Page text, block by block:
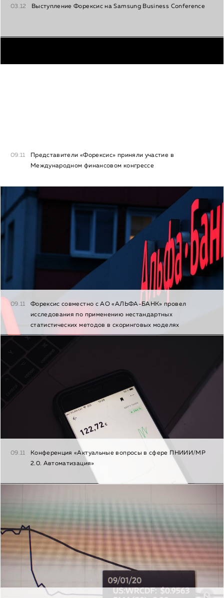
03.12 Выступление Форексис на Samsung Business Conference
09.11
Представители «Форексис» приняли участие в
Международном финансовом конгрессе
09.11
Форексис совместно с АО «АЛЬФА-БАНК» провел
исследования по применению нестандартных
статистических методов в скоринговых моделях
09.11
Конференция «Актуальные вопросы в сфере ПНИИИ/МР
2.0. Автоматизация»